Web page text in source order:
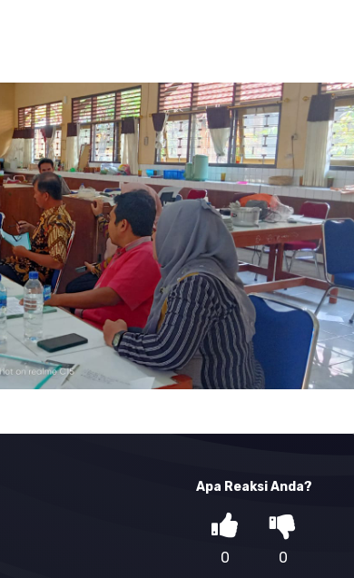
Apa Reaksi Anda?
0 0